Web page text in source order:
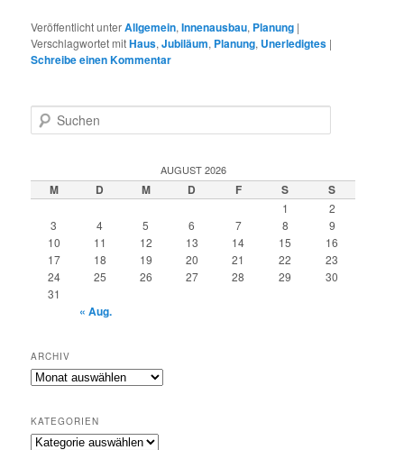
Veröffentlicht unterAllgemein,Innenausbau, Planung |
Verschlagwortet mitHaus,Jubiläum, Planung, Unerledigtes |
Schreibe einen Kommentar
u
e
n
AUGUST 2026
M D M D F S S
1
2
3
4 5 6 7 8
9
10
11 12 13 14 15
16
17
18 19 20 21 22
23
24
25 26 27 28 29
30
31
« Aug.
ARCHIV
Archiv
KATEGORIEN
Kategorien